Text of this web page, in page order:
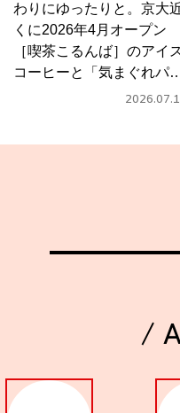
わりにゆったりと。京大
くに2026年4月オープン
［喫茶こるんば］のアイ
コーヒーと「気まぐれパ
/